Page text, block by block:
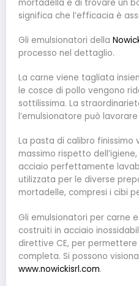
mortadella e di trovare un
significa che l’efficacia è
Gli emulsionatori della
processo nel dettaglio.
La carne viene tagliata
le cosce di pollo vengono
sottilissima. La
l’emulsionatore può
La pasta di calibro finissimo
massimo rispetto
acciaio perfettamente
utilizzata per le diverse
mortadelle, compresi i cibi
Gli emulsionatori per carne
costruiti in acciaio
direttive CE, per
completa. Si possono
www.nowickisrl.com.